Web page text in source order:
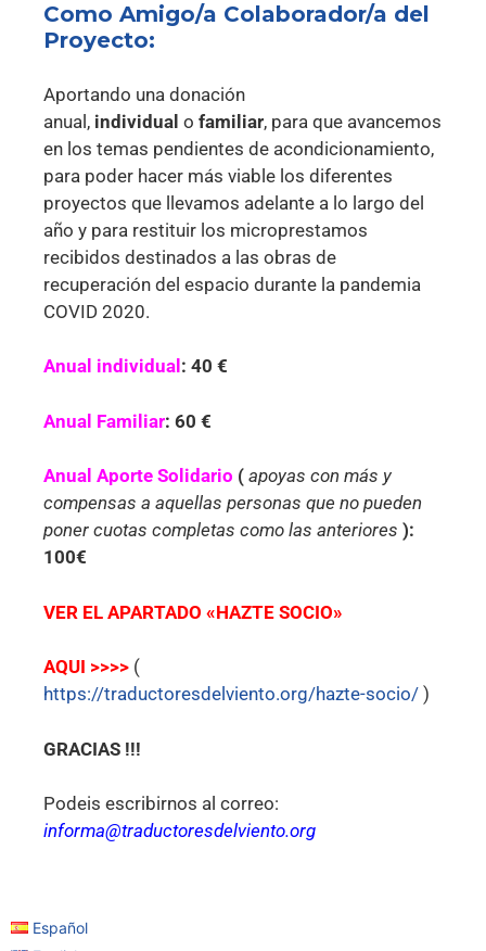
Como Amigo/a Colaborador/a del
Proyecto:
Aportando una donación
anual, individual o familiar, para que avancemos
en los temas pendientes de acondicionamiento,
para poder hacer más viable los diferentes
proyectos que llevamos adelante a lo largo del
año y para restituir los microprestamos
recibidos destinados a las obras de
recuperación del espacio durante la pandemia
COVID 2020.
Anual individual : 40 €
Anual Familiar: 60 €
Anual Aporte Solidario ( apoyas con más y
compensas a aquellas personas que no pueden
poner cuotas completas como las anteriores ):
100€
VER EL APARTADO «HAZTE SOCIO»
AQUI >>>> (
https://traductoresdelviento.org/hazte-socio/ )
GRACIAS !!!
Podeis escribirnos al correo:
informa@traductoresdelviento.org
Español